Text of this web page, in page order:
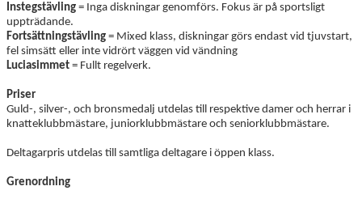
Instegstävling = Inga diskningar genomförs. Fokus är på sportsligt
uppträdande.
Fortsättningstävling = Mixed klass, diskningar görs endast vid tjuvstart,
fel simsätt eller inte vidrört väggen vid vändning
Luciasimmet = Fullt regelverk.
Priser
Guld-, silver-, och bronsmedalj utdelas till respektive damer och herrar i
knatteklubbmästare, juniorklubbmästare och seniorklubbmästare.
Deltagarpris utdelas till samtliga deltagare i öppen klass.
Grenordning